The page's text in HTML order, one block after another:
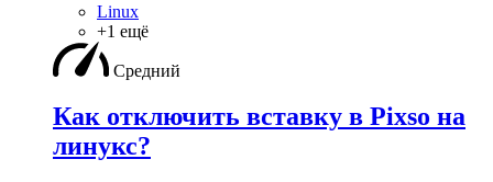
Linux
+1 ещё
Средний
Как отключить вставку в Pixso на
линукс?